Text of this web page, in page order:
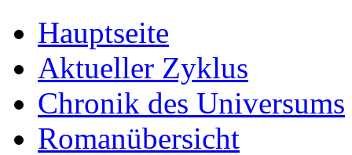
Hauptseite
Aktueller Zyklus
Chronik des Universums
Romanübersicht